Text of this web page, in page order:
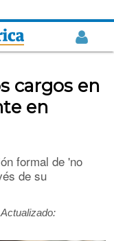
cargos en
en
formal de 'no
de su
Actualizado: